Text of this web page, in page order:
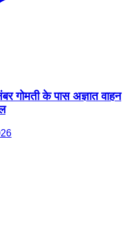
गोमती के पास अज्ञात वाहन